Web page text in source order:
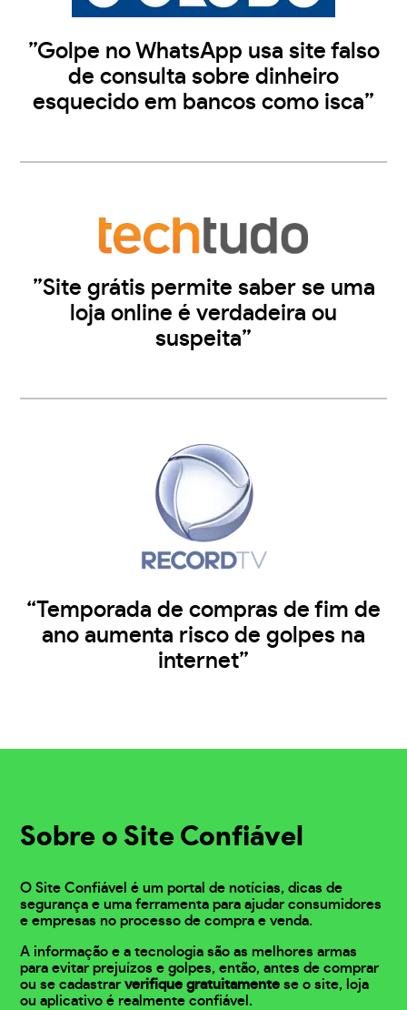
”Golpe no WhatsApp usa site falso
de consulta sobre dinheiro
esquecido em bancos como isca”
”Site grátis permite saber se uma
loja online é verdadeira ou
suspeita”
“Temporada de compras de fim de
ano aumenta risco de golpes na
internet”
Sobre o Site Confiável
O Site Confiável é um portal de notícias, dicas de
segurança e uma ferramenta para ajudar consumidores
e empresas no processo de compra e venda.
A informação e a tecnologia são as melhores armas
para evitar prejuízos e golpes, então, antes de comprar
ou se cadastrarverifique gratuitamente se o site, loja
ou aplicativo é realmente confiável.